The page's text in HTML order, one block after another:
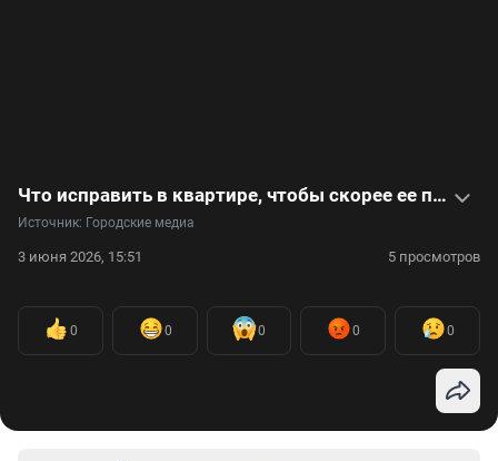
Что исправить в квартире, чтобы скорее ее продать или сдать, — видео с советами эксперта
Источник: Городские медиа
3 июня 2026, 15:51 5 просмотров
0 0 0 0 0